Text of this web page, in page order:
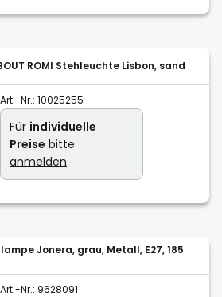
ROMI Stehleuchte Lisbon, sand
Art.-Nr.: 10025255
Für individuelle
Preise bitte
anmelden
Jonera, grau, Metall, E27, 185
Art.-Nr.: 9628091